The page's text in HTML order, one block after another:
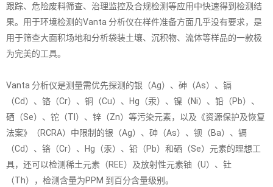
跟踪、危险废料筛查、治理监控及合规检测等应用中快速得到检测结
果。用于环境检测的Vanta 分析仪在样件准备方面几乎没有要求，是
用于筛查大面积场地和分析袋装土壤、沉积物、流体等样品的一款极
为完美的工具。
Vanta 分析仪是测量需优先探测的银（Ag）、砷（As）、镉
（Cd）、铬（Cr）、铜（Cu）、Hg（汞）、镍（Ni）、铅（Pb）、
硒（Se）、铊（Tl）、锌（Zn）等污染元素，以及《资源保护及恢复
法案》（RCRA）中限制的银（Ag）、砷（As）、钡（Ba）、镉
（Cd）、铬（Cr）、Hg（汞）、铅（Pb）和硒（Se）元素的理想工
具，还可以检测稀土元素（REE）及放射性元素铀（U）、钍
（Th），检测含量为PPM 到百分含量级别。